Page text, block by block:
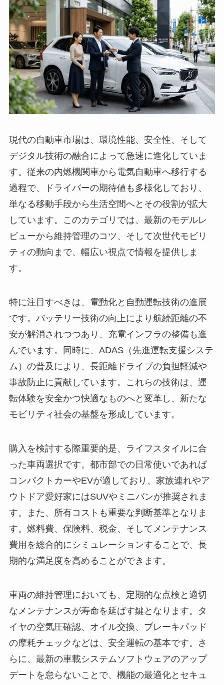
現代の自動車市場は、環境性能、安全性、そして
デジタル技術の融合によって急速に進化していま
す。従来の内燃機関車から電気自動車へ移行する
過程で、ドライバーの期待値も多様化しており、
単なる移動手段から生活空間へとその役割が拡大
しています。このカテゴリでは、最新のモデルレ
ビューから維持管理のコツ、そして次世代モビリ
ティの動向まで、幅広い視点で情報を提供しま
す。
特に注目すべきは、電動化と自動運転技術の進展
です。バッテリー技術の向上により航続距離の不
安が解消されつつあり、充電インフラの整備も進
んでいます。同時に、ADAS（先進運転支援システ
ム）の普及により、長距離ドライブの負担軽減や
事故防止に貢献しています。これらの技術は、運
転体験を安全かつ快適なものへと変革し、新たな
モビリティ社会の基盤を形成しています。
購入を検討する際重要的是、ライフスタイルに合
った車両選択です。都市部での日常使いであれば
コンパクトカーやEVが適しており、家族連れやア
ウトドア愛好家にはSUVやミニバンが推奨されま
す。また、所有コストも重要な判断基準となりま
す。燃料費、保険料、税金、そしてメンテナンス
費用を総合的にシミュレーションすることで、長
期的な満足度を高めることができます。
車両の維持管理においても、定期的な点検と適切
なメンテナンスが寿命を延ばす鍵となります。タ
イヤの空気圧確認、オイル交換、ブレーキパッド
の摩耗チェックなどは、安全運転の基本です。さ
らに、最新の車載システムソフトウェアのアップ
デートを怠らないことで、機能の最適化とセキュ